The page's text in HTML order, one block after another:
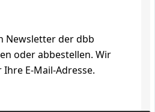
Newsletter der dbb
oder abbestellen. Wir
E-Mail-Adresse.